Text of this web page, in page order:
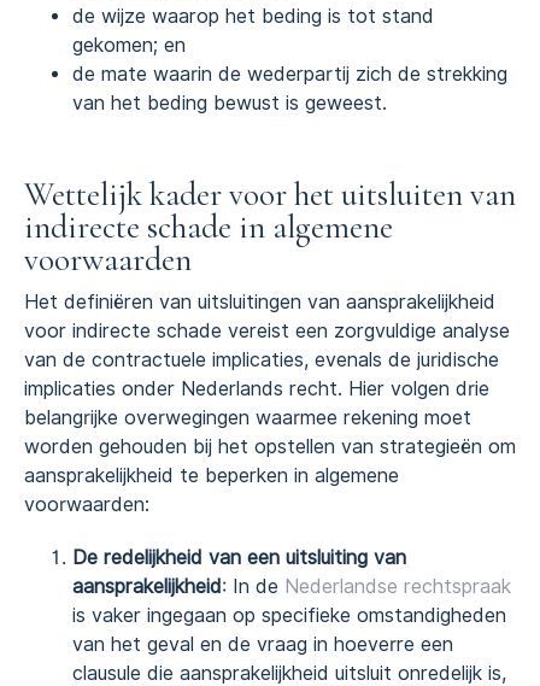
de wijze waarop het beding is tot stand
gekomen; en
de mate waarin de wederpartij zich de strekking
van het beding bewust is geweest.
Wettelijk kader voor het uitsluiten van
indirecte schade in algemene
voorwaarden
Het definiëren van uitsluitingen van aansprakelijkheid
voor indirecte schade vereist een zorgvuldige analyse
van de contractuele implicaties, evenals de juridische
implicaties onder Nederlands recht. Hier volgen drie
belangrijke overwegingen waarmee rekening moet
worden gehouden bij het opstellen van strategieën om
aansprakelijkheid te beperken in algemene
voorwaarden:
De redelijkheid van een uitsluiting van
aansprakelijkheid: In de Nederlandse rechtspraak
is vaker ingegaan op specifieke omstandigheden
van het geval en de vraag in hoeverre een
clausule die aansprakelijkheid uitsluit onredelijk is,